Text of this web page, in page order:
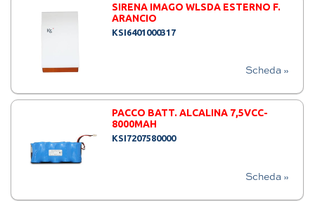
SIRENA IMAGO WLSDA ESTERNO F.
ARANCIO
KSI6401000317
Scheda »
PACCO BATT. ALCALINA 7,5VCC-
8000MAH
KSI7207580000
Scheda »